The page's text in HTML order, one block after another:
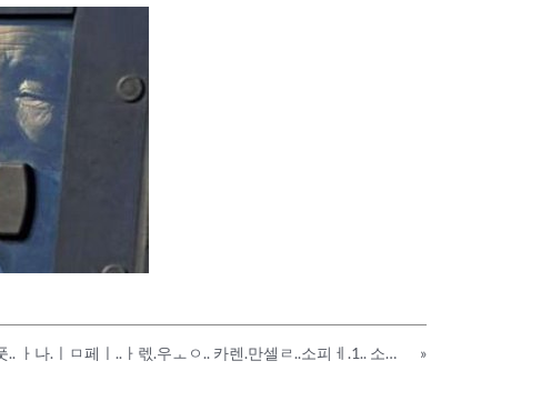
루풋.. ㅏ나.ㅣㅁ페ㅣ..ㅏ렋.우ㅗㅇ.. 카렌.만셀ㄹ..소피ㅔ.1.. 소피ㅔ.반다베켄.. »